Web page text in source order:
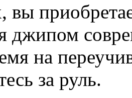
вы
джипом
на
за руль.